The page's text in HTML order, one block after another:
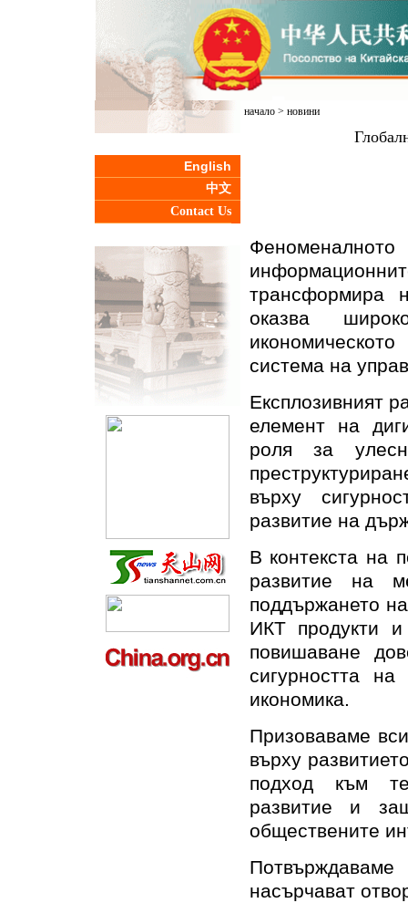
English
中文
Contact Us
начало> новини
трансформира
оказва
система на
Експлозивният
елемент на
роля за
върху
развитие на
В контекста на
развитие на
поддържането
ИКТ продукти
повишаване
сигурността
икономика.
Призоваваме
върху
подход към
развитие и
обществените
насърчават